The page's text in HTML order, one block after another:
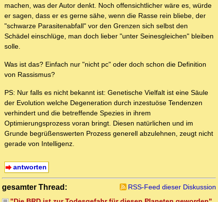
machen, was der Autor denkt. Noch offensichtlicher wäre es, würde
er sagen, dass er es gerne sähe, wenn die Rasse rein bliebe, der
"schwarze Parasitenabfall" vor den Grenzen sich selbst den
Schädel einschlüge, man doch lieber "unter Seinesgleichen" bleiben
solle.
Was ist das? Einfach nur "nicht pc" oder doch schon die Definition
von Rassismus?
PS: Nur falls es nicht bekannt ist: Genetische Vielfalt ist eine Säule
der Evolution welche Degeneration durch inzestuöse Tendenzen
verhindert und die betreffende Spezies in ihrem
Optimierungsprozess voran bringt. Diesen natürlichen und im
Grunde begrüßenswerten Prozess generell abzulehnen, zeugt nicht
gerade von Intelligenz.
antworten
gesamter Thread:
RSS-Feed dieser Diskussion